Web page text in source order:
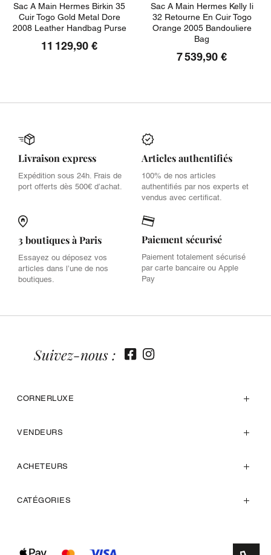
Sac A Main Hermes Birkin 35
Cuir Togo Gold Metal Dore
2008 Leather Handbag Purse
11 129,90 €
Sac A Main Hermes Kelly Ii
32 Retourne En Cuir Togo
Orange 2005 Bandouliere
Bag
7 539,90 €
Livraison express
Expédition sous 24h. Frais de
port offerts dès 500€ d’achat.
Articles authentifiés
100% de nos articles
authentifiés par nos experts et
vendus avec certificat.
3 boutiques à Paris
Essayez ou déposez vos
articles dans l’une de nos
boutiques.
Paiement sécurisé
Paiement totalement sécurisé
par carte bancaire ou Apple
Pay
CORNERLUXE
VENDEURS
ACHETEURS
CATÉGORIES
Suivez-nous :